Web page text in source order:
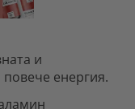
и
повече енергия.